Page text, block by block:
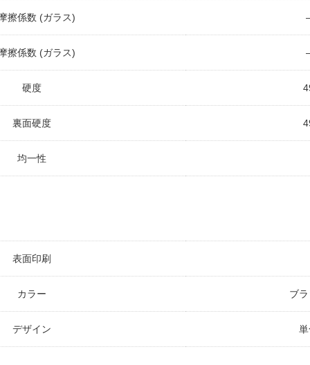
擦係数 (ガラス)
擦係数 (ガラス)
硬度
裏面硬度
均一性
表面印刷
カラー ブ
デザイン